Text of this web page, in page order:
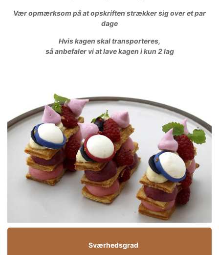
Vær opmærksom på at opskriften strækker sig over et par
dage
Hvis kagen skal transporteres,
så anbefaler vi at lave kagen i kun 2 lag
Sværhedsgrad